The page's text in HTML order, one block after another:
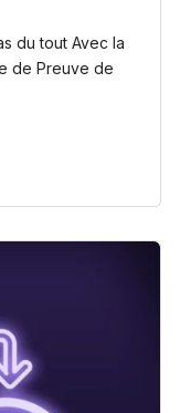
du tout Avec la
de Preuve de